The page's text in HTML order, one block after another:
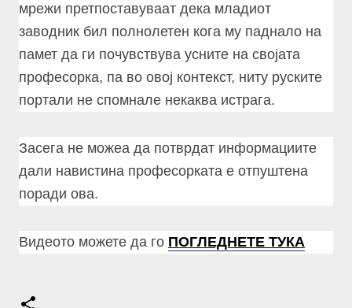
мрежи претпоставуваат дека младиот
заводник бил полнолетен кога му паднало на
памет да ги почувствува усните на својата
професорка, па во овој контекст, ниту руските
портали не спомнале некаква истрага.
Засега не можеа да потврдат информациите
дали навистина професорката е отпуштена
поради ова.
Видеото можете да го ПОГЛЕДНЕТЕ ТУКА